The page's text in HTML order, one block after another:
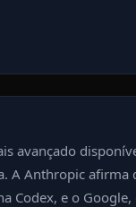
avançado
A Anthropic
Codex, e o